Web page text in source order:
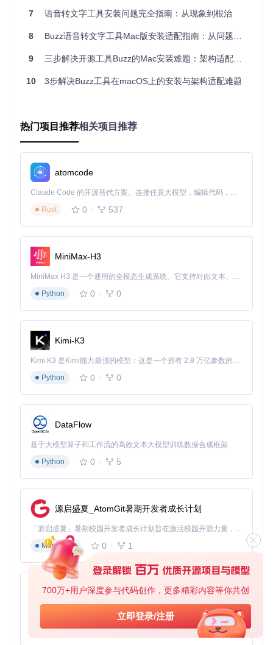
700万+用户深度参与代码创作，更多精彩内容等你共创
立即登录/注册
cd
source
pip install -r requirements.txt
python setup.py build
构建完成后，可在dist目录找到可执行文件，通过./buzz
enable-gpu
参数强制启用GPU加速。
常见误区解析
混淆架构版本导致性能问题
部分用户未区分处理器类型盲目安装，在Apple Silicon设备上
使用x86版本，导致转录速度下降30%以上。正确做法是通过u
name -m
本，"x86_64"则选择Intel版本。
忽视系统权限配置
接放弃安装。正确流程是：首次运行被阻止后，进入"系统设
置>隐私与安全性"，在"安全性"板块点击"仍要打开"，并在弹
出窗口中确认允许。
在偏好设置中启用GPU加速后无效果，通常是由于未安装对应
硬件的Metal驱动或CUDA工具包。Intel用户需确保已安装最新
的图形驱动驱动，Apple Silicon用户则需确认系统版本在mac
OS 12.0以上以支持Metal框架。
项目维护与反馈
开发团队持续优化跨平台兼容性，每月发布稳定版本更新。技
术用户可通过项目issue系统提交安装问题，或参与Discussion
s板块交流解决方案。建议定期关注发布页面获取性能改进信
息，特别是针对Apple Silicon的优化更新。
7 语音转文字工具安装问题完全指南：从现象到根治
8 Buzz语音转文字工具Mac版安装适配指南：从问题诊断到性能优化
9 三步解决开源工具Buzz的Mac安装难题：架构适配与性能优化指南
10 3步解决Buzz工具在macOS上的安装与架构适配难题
热门项目推荐相关项目推荐
atomcode
Claude Code 的开源替代方案。连接任意大模型，编辑代码，运行命令，自动验证 — 全自动执行。用 Rust 构建，极致性能。 ｜ An open-source alternative to Claude Code. Connect any LLM, edit code, run commands, and verify changes — autonomously. Built in Rust for speed. Get Started
Rust
0 537
MiniMax-H3
MiniMax H3 是一个通用的全模态生成系统。它支持对由文本、图像、视频和音频组成的多模态上下文进行统一理解，并能生成分辨率高达 2K、时长可达 15 秒的带原生立体声音频的视频。得益于面向任务泛化的系统设计，H3 在预训练阶段就已具备广泛的多模态上下文理解与生成能力，能够出色地执行复杂的多模态指令。
Python
0 0
Kimi-K3
Kimi K3 是Kimi能力最强的模型：这是一个拥有 2.8 万亿参数的混合专家（MoE）模型，具备原生视觉理解能力，并支持 100 万 token 的上下文窗口。
Python
0 0
DataFlow
基于大模型算子和工作流的高效文本大模型训练数据合成框架
Python
0 5
源启盛夏_AtomGit暑期开发者成长计划
「源启盛夏」暑期校园开发者成长计划旨在激活校园开源力量，通过积分激励、认证扶持、资源倾斜等形式，引导高校组织和开发者完成「入驻 — 建项目 — 做贡献 — 获认证 — 得资源」的完整闭环。无论你是想带领社团入驻平台的组织者，还是希望用代码贡献证明自己的开发者，都能在这里找到属于你的成长路径。
Markdown
0 1
py-xiaozhi
基于Python的Xiaozhi AI，适用于想要完整Xiaozhi体验而无需拥有专用硬件的用户。
Python
0 1